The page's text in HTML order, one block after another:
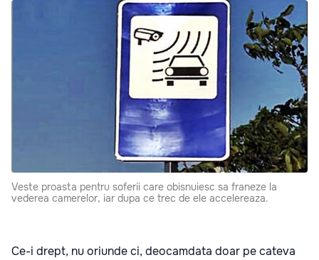
Veste proasta pentru soferii care obisnuiesc sa franeze la
vederea camerelor, iar dupa ce trec de ele accelereaza.
Ce-i drept, nu oriunde ci, deocamdata doar pe cateva